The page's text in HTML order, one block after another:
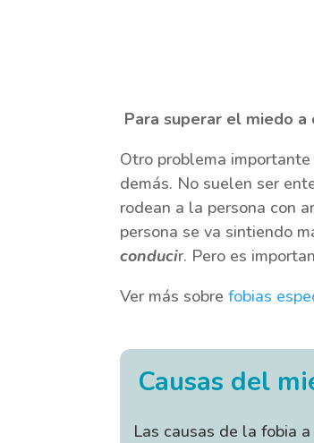
Para superar el miedo
Otro problema
demás. No suelen ser
rodean a la persona con
persona se va sintiendo
conducir. Pero es
Ver más sobrefobias
Causas del
Las causas de la fobia